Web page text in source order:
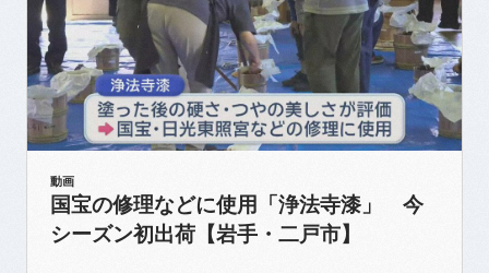
動画
国宝の修理などに使用「浄法寺漆」 今
シーズン初出荷【岩手・二戸市】